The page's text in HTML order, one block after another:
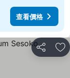
查看價格
分享 加